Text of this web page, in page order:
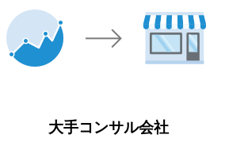
大手コンサル会社